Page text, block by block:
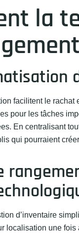
la
facilitent le
pour les tâches
En centralisant
qui pourraient
d’inventaire
localisation une